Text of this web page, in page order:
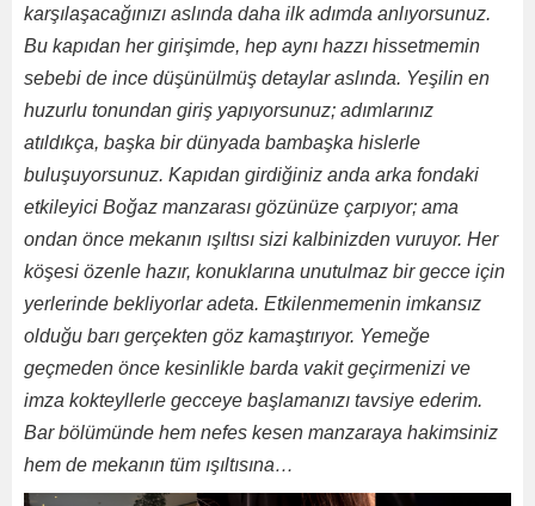
karşılaşacağınızı aslında daha ilk adımda anlıyorsunuz.
Bu kapıdan her girişimde, hep aynı hazzı hissetmemin
sebebi de ince düşünülmüş detaylar aslında. Yeşilin en
huzurlu tonundan giriş yapıyorsunuz; adımlarınız
atıldıkça, başka bir dünyada bambaşka hislerle
buluşuyorsunuz. Kapıdan girdiğiniz anda arka fondaki
etkileyici Boğaz manzarası gözünüze çarpıyor; ama
ondan önce mekanın ışıltısı sizi kalbinizden vuruyor. Her
köşesi özenle hazır, konuklarına unutulmaz bir gecce için
yerlerinde bekliyorlar adeta. Etkilenmemenin imkansız
olduğu barı gerçekten göz kamaştırıyor. Yemeğe
geçmeden önce kesinlikle barda vakit geçirmenizi ve
imza kokteyllerle gecceye başlamanızı tavsiye ederim.
Bar bölümünde hem nefes kesen manzaraya hakimsiniz
hem de mekanın tüm ışıltısına…